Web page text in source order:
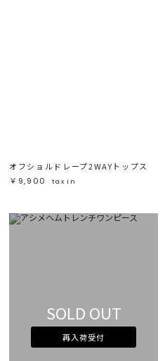
オフショルドレープ2WAYトップス
￥9,900
tax in
SOLD OUT
再入荷受付